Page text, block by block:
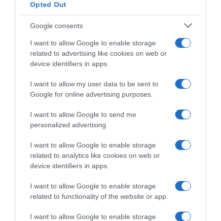
Opted Out
Google consents
I want to allow Google to enable storage
related to advertising like cookies on web or
device identifiers in apps.
I want to allow my user data to be sent to
Google for online advertising purposes.
I want to allow Google to send me
personalized advertising.
I want to allow Google to enable storage
related to analytics like cookies on web or
device identifiers in apps.
I want to allow Google to enable storage
related to functionality of the website or app.
I want to allow Google to enable storage
ανακοινωθεί, ουσιαστικά θα είναι και τα οφέλη
σύγχρονο υπάρχει διεθνώς σε επίπεδο
βιώσιμης ανάπτυξης (ανανεώσιμες πηγές
ενεργειακών και υδάτινων πόρων κλπ).
Προσθήκη ως προτεινόμενη
πηγή στην Google
Ειδήσεις σήμερα
Δύο συλλήψεις για τις πυρκαγιές σε Σκύρο
και ψησταριά